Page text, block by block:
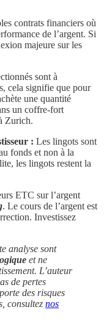
contrats financiers où
de l’argent. Si
majeure sur les
sont à
cela signifie que pour
une quantité
un coffre-fort
Zurich.
: Les lingots sont
fonds et non à la
les lingots restent la
ETC sur l’argent
. Le cours de l’argent est
Investissez
analyse sont
et ne
L’auteur
de pertes
des risques
consultez nos